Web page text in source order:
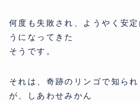
何度も失敗され、ようやく安
うになってきた
そうです。
それは、奇跡のリンゴで知ら
が、しあわせみかん